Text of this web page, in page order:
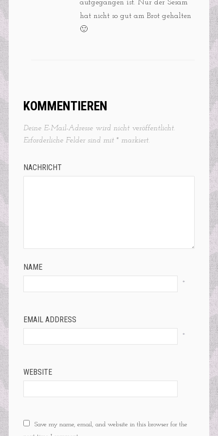
aufgegangen ist. Nur der Sesam
hat nicht so gut am Brot gehalten
🙂
KOMMENTIEREN
Deine E-Mail-Adresse wird nicht veröffentlicht.
Erforderliche Felder sind mit *markiert.
NACHRICHT
NAME
*
EMAIL ADDRESS
*
WEBSITE
Save my name, email, and website in this browser for the